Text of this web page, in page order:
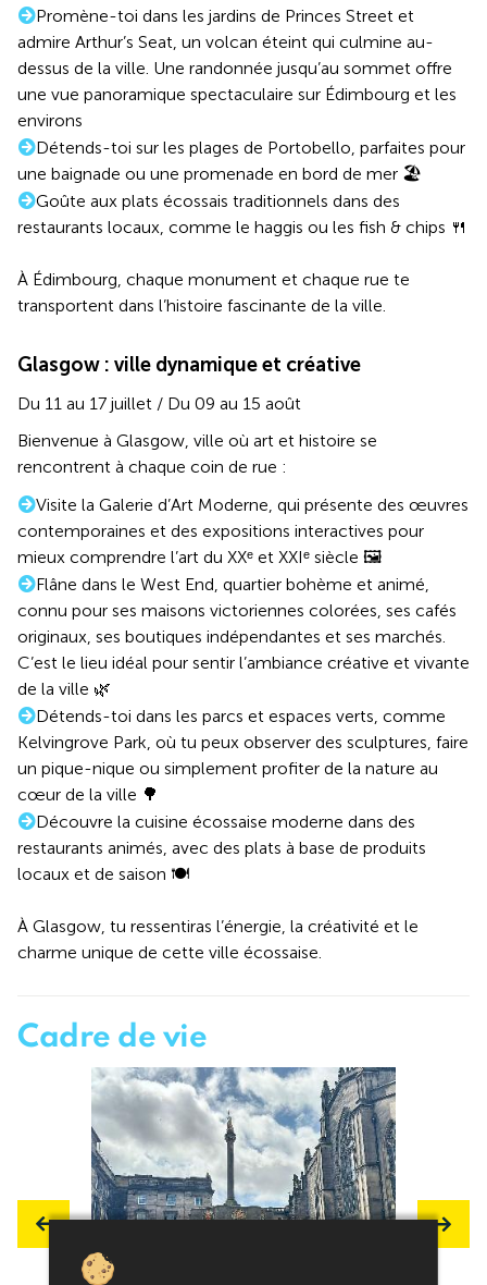
Promène-toi dans les jardins de Princes Street et
admire Arthur’s Seat, un volcan éteint qui culmine au-
dessus de la ville. Une randonnée jusqu’au sommet offre
une vue panoramique spectaculaire sur Édimbourg et les
environs
Détends-toi sur les plages de Portobello, parfaites pour
une baignade ou une promenade en bord de mer 🏖️
Goûte aux plats écossais traditionnels dans des
restaurants locaux, comme le haggis ou les fish & chips 🍴
À Édimbourg, chaque monument et chaque rue te
transportent dans l’histoire fascinante de la ville.
Glasgow : ville dynamique et créative
Du 11 au 17 juillet / Du 09 au 15 août
Bienvenue à Glasgow, ville où art et histoire se
rencontrent à chaque coin de rue :
Visite la Galerie d’Art Moderne, qui présente des œuvres
contemporaines et des expositions interactives pour
mieux comprendre l’art du XXᵉ et XXIᵉ siècle 🖼️
Flâne dans le West End, quartier bohème et animé,
connu pour ses maisons victoriennes colorées, ses cafés
originaux, ses boutiques indépendantes et ses marchés.
C’est le lieu idéal pour sentir l’ambiance créative et vivante
de la ville 🌿
Détends-toi dans les parcs et espaces verts, comme
Kelvingrove Park, où tu peux observer des sculptures, faire
un pique-nique ou simplement profiter de la nature au
cœur de la ville 🌳
Découvre la cuisine écossaise moderne dans des
restaurants animés, avec des plats à base de produits
locaux et de saison 🍽️
À Glasgow, tu ressentiras l’énergie, la créativité et le
charme unique de cette ville écossaise.
Cadre de vie